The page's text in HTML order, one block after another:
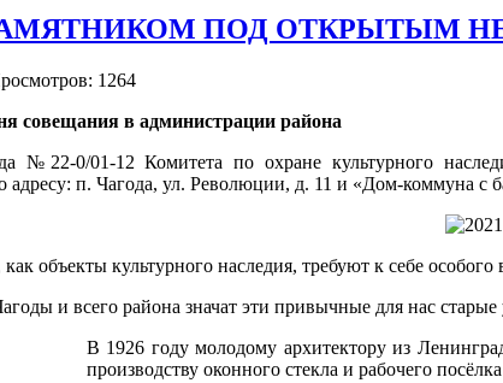
ПОД ОТКРЫТЫМ
1264
совещания в администрации района
№22-0/01-12 Комитета по охране культурного
п. Чагода, ул. Революции, д. 11 и «Дом-коммуна
объекты культурного наследия, требуют к себе
и всего района значат эти привычные для нас
В 1926 году молодому архитектору из
производству оконного стекла и рабочего